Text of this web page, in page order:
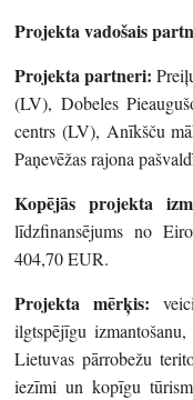
Projekta vadošais
Projekta partneri:
(LV), Dobeles
centrs (LV), Anīkšču
Paņevēžas rajona
Kopējās projekta
līdzfinansējums no
404,70 EUR.
Projekta mērķis:
ilgtspējīgu
Lietuvas pārrobežu
iezīmi un kopīgu